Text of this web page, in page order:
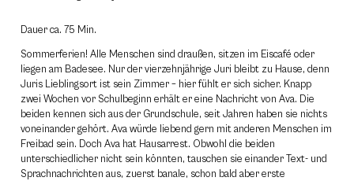
Dauer ca. 75 Min.
Sommerferien! Alle Menschen sind draußen, sitzen im Eiscafé oder
liegen am Badesee. Nur der vierzehnjährige Juri bleibt zu Hause, denn
Juris Lieblingsort ist sein Zimmer – hier fühlt er sich sicher. Knapp
zwei Wochen vor Schulbeginn erhält er eine Nachricht von Ava. Die
beiden kennen sich aus der Grundschule, seit Jahren haben sie nichts
voneinander gehört. Ava würde liebend gern mit anderen Menschen im
Freibad sein. Doch Ava hat Hausarrest. Obwohl die beiden
unterschiedlicher nicht sein könnten, tauschen sie einander Text- und
Sprachnachrichten aus, zuerst banale, schon bald aber erste